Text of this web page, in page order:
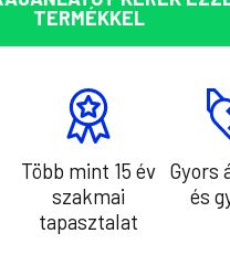
TERMÉKKEL
Több mint 15 év
szakmai
tapasztalat
Gyors
és